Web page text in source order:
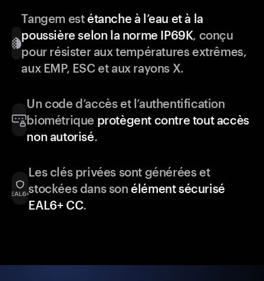
Tangem estétanche à l’eau et à la
poussière selon la norme IP69K, conçu
pour résister aux températures extrêmes,
aux EMP, ESC et aux rayons X.
Un code d’accès et l’authentification
biométrique protègent contre tout accès
non autorisé.
Les clés privées sont générées et
stockées dans sonélément sécurisé
EAL6+ CC.